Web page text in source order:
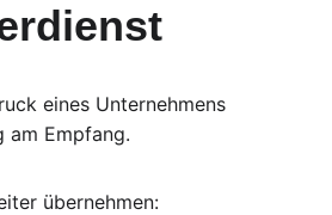
eines Unternehmens
am Empfang.
übernehmen: